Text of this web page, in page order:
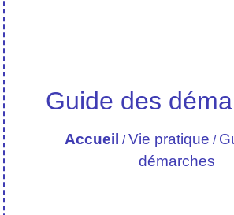
Guide des
Accueil /Vie pratique /
démarches